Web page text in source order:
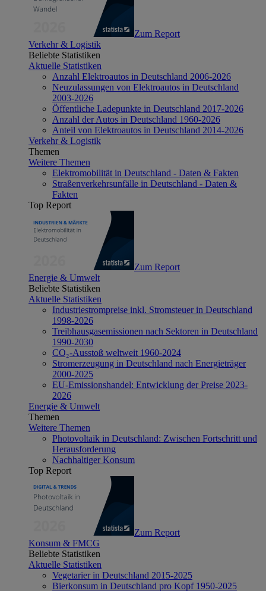
Zum Report
Verkehr & Logistik
Beliebte Statistiken
Aktuelle Statistiken
Anzahl Elektroautos in Deutschland 2006-2026
Neuzulassungen von Elektroautos in Deutschland
2003-2026
Öffentliche Ladepunkte in Deutschland 2017-2026
Anzahl der Autos in Deutschland 1960-2026
Anteil von Elektroautos in Deutschland 2014-2026
Verkehr & Logistik
Themen
Weitere Themen
Elektromobilität in Deutschland - Daten & Fakten
Straßenverkehrsunfälle in Deutschland - Daten &
Fakten
Top Report
Zum Report
Energie & Umwelt
Beliebte Statistiken
Aktuelle Statistiken
Industriestrompreise inkl. Stromsteuer in Deutschland
1998-2026
Treibhausgasemissionen nach Sektoren in Deutschland
1990-2030
CO₂-Ausstoß weltweit 1960-2024
Stromerzeugung in Deutschland nach Energieträger
2000-2025
EU-Emissionshandel: Entwicklung der Preise 2023-
2026
Energie & Umwelt
Themen
Weitere Themen
Photovoltaik in Deutschland: Zwischen Fortschritt und
Herausforderung
Nachhaltiger Konsum
Top Report
Zum Report
Konsum & FMCG
Beliebte Statistiken
Aktuelle Statistiken
Vegetarier in Deutschland 2015-2025
Bierkonsum in Deutschland pro Kopf 1950-2025